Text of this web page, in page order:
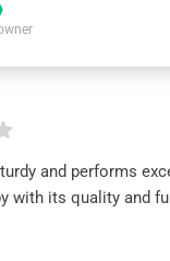
and performs
with its quality and